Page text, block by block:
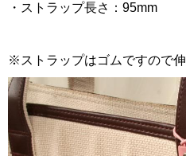
・ストラップ長さ：95mm
※ストラップはゴムですので伸